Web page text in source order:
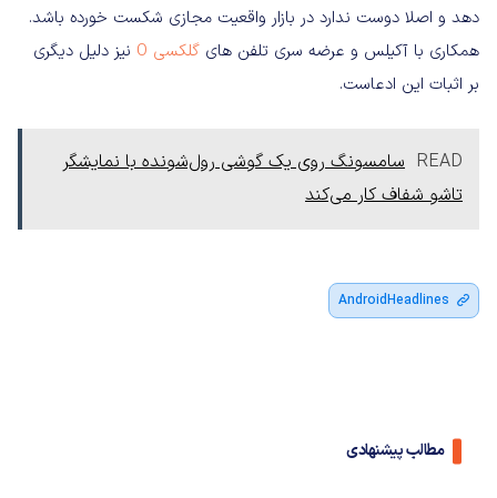
دهد و اصلا دوست ندارد در بازار واقعیت مجازی شکست خورده باشد.
همکاری با آکیلس و عرضه سری تلفن های گلکسی O
نیز دلیل دیگری
بر اثبات این ادعاست.
READ سامسونگ روی یک گوشی رول‌شونده با نمایشگر
تاشو شفاف کار می‌کند
AndroidHeadlines
مطالب پیشنهادی